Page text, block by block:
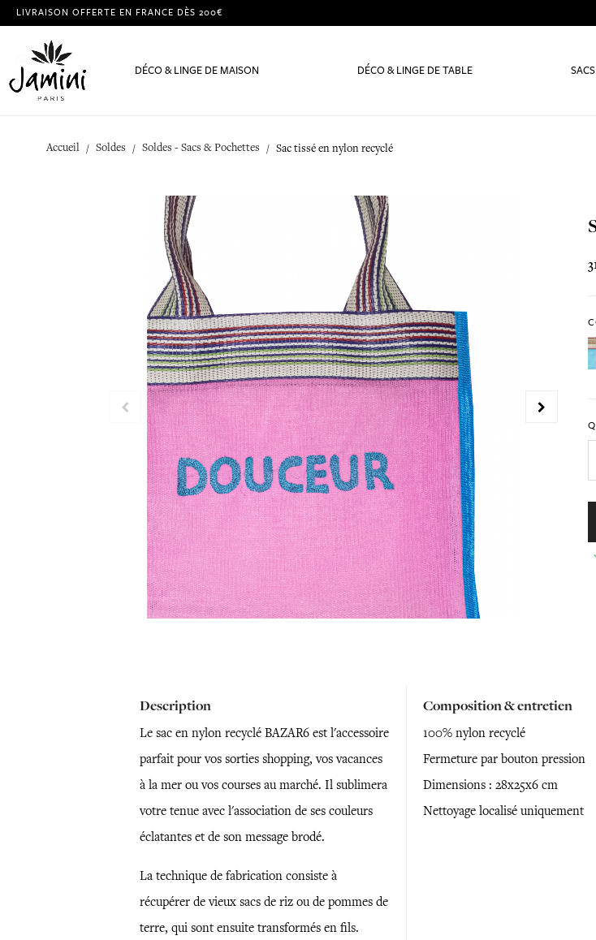
LIVRAISON OFFERTE EN FRANCE DÈS 200€
DÉCO & LINGE DE MAISON DÉCO & LINGE DE TABLE
Accueil Soldes Soldes - Sacs & Pochettes Sac tissé en nylon recyclé
Description
Le sac en nylon recyclé BAZAR6 est l'accessoire
parfait pour vos sorties shopping, vos vacances
à la mer ou vos courses au marché. Il sublimera
votre tenue avec l'association de ses couleurs
éclatantes et de son message brodé.
La technique de fabrication consiste à
récupérer de vieux sacs de riz ou de pommes de
terre, qui sont ensuite transformés en fils.
Composition & entretien
100% nylon recyclé
Fermeture par bouton pression
Dimensions : 28x25x6 cm
Nettoyage localisé uniquement